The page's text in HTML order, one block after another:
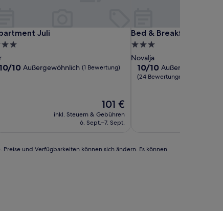
Juli
Juli
10.0
10/10 Außergewöhnlich (1 Bewertung)
Der
Preis
beträgt
101 €
inkl. Steuern & Gebühren
6. Sept.–7. Sept.
Bed & Breakfast Marta
Bed & Breakfast Marta &
3.0-
Sterne-
Unterkunft
Novalja
10.0
von
10/10 Außergewöhnlich
(24 Bewertungen)
und Verfügbarkeiten können sich ändern. Es können